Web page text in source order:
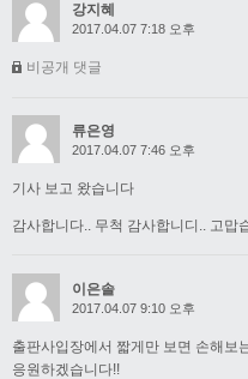
강지혜
2017.04.07 7:18 오후
비공개 댓글
류은영
2017.04.07 7:46 오후
기사 보고 왔습니다
감사합니다.. 무척 감사합니디.. 고맙
이은솔
2017.04.07 9:10 오후
출판사입장에서 짧게만 보면 손해보
응원하겠습니다!!